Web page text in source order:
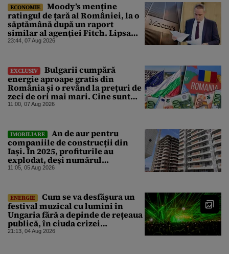
ECONOMIE
Moody’s menține
ratingul de țară al României, la o
săptămână după un raport
similar al agenției Fitch. Lipsa
unui guvern cu puteri depline,
23:44, 07 Aug 2026
EXCLUSIV
Bulgarii cumpără
energie aproape gratis din
România și o revând la prețuri de
zeci de ori mai mari. Cine sunt
noii „băieți deștepți” din energie
11:00, 07 Aug 2026
IMOBILIARE
An de aur pentru
companiile de construcții din
Iași. În 2025, profiturile au
explodat, deși numărul
angajaților a scăzut
11:05, 05 Aug 2026
ENERGIE
Cum se va desfășura un
festival muzical cu lumini în
Ungaria fără a depinde de rețeaua
publică, în ciuda crizei
energetice
21:13, 04 Aug 2026